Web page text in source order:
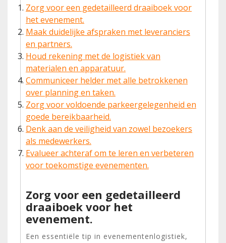
Zorg voor een gedetailleerd draaiboek voor
het evenement.
Maak duidelijke afspraken met leveranciers
en partners.
Houd rekening met de logistiek van
materialen en apparatuur.
Communiceer helder met alle betrokkenen
over planning en taken.
Zorg voor voldoende parkeergelegenheid en
goede bereikbaarheid.
Denk aan de veiligheid van zowel bezoekers
als medewerkers.
Evalueer achteraf om te leren en verbeteren
voor toekomstige evenementen.
Zorg voor een gedetailleerd
draaiboek voor het
evenement.
Een essentiële tip in evenementenlogistiek,